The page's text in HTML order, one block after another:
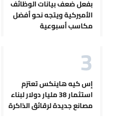
بفعل ضعف بيانات الوظائف
الأميركية ويتجه نحو أفضل
مكاسب أسبوعية
إس كيه هاينكس تعتزم
استثمار 38 مليار دولار لبناء
مصانع جديدة لرقائق الذاكرة